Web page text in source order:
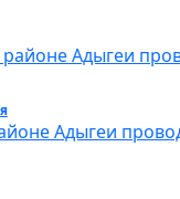
/ Общество
Адыгеи